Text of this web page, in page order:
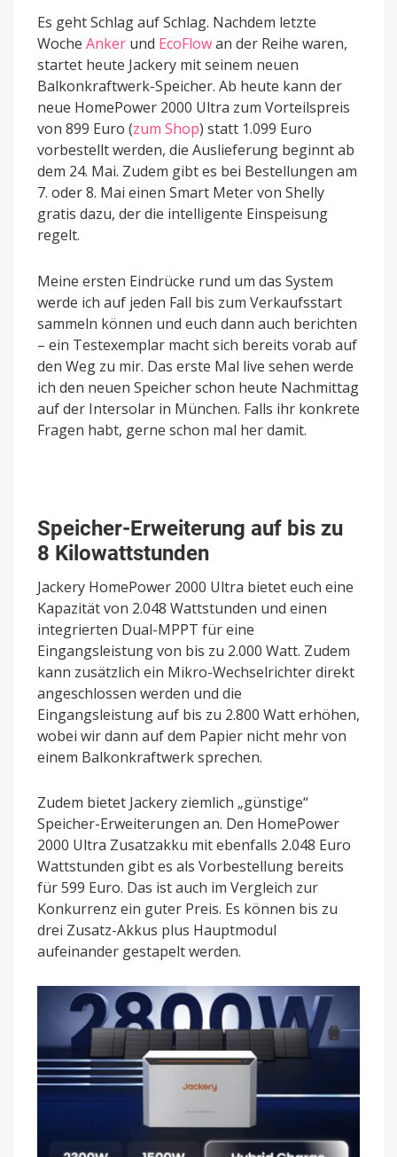
Es geht Schlag auf Schlag. Nachdem letzte
Woche Anker und EcoFlowan der Reihe waren,
startet heute Jackery mit seinem neuen
Balkonkraftwerk-Speicher. Ab heute kann der
neue HomePower 2000 Ultra zum Vorteilspreis
von 899 Euro (zum Shop) statt 1.099 Euro
vorbestellt werden, die Auslieferung beginnt ab
dem 24. Mai. Zudem gibt es bei Bestellungen am
7. oder 8. Mai einen Smart Meter von Shelly
gratis dazu, der die intelligente Einspeisung
regelt.
Meine ersten Eindrücke rund um das System
werde ich auf jeden Fall bis zum Verkaufsstart
sammeln können und euch dann auch berichten
– ein Testexemplar macht sich bereits vorab auf
den Weg zu mir. Das erste Mal live sehen werde
ich den neuen Speicher schon heute Nachmittag
auf der Intersolar in München. Falls ihr konkrete
Fragen habt, gerne schon mal her damit.
Speicher-Erweiterung auf bis zu
8 Kilowattstunden
Jackery HomePower 2000 Ultra bietet euch eine
Kapazität von 2.048 Wattstunden und einen
integrierten Dual-MPPT für eine
Eingangsleistung von bis zu 2.000 Watt. Zudem
kann zusätzlich ein Mikro-Wechselrichter direkt
angeschlossen werden und die
Eingangsleistung auf bis zu 2.800 Watt erhöhen,
wobei wir dann auf dem Papier nicht mehr von
einem Balkonkraftwerk sprechen.
Zudem bietet Jackery ziemlich „günstige“
Speicher-Erweiterungen an. Den HomePower
2000 Ultra Zusatzakku mit ebenfalls 2.048 Euro
Wattstunden gibt es als Vorbestellung bereits
für 599 Euro. Das ist auch im Vergleich zur
Konkurrenz ein guter Preis. Es können bis zu
drei Zusatz-Akkus plus Hauptmodul
aufeinander gestapelt werden.